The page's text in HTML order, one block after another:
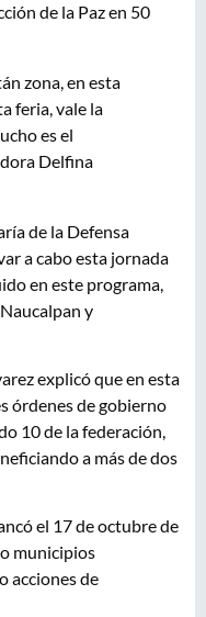
de la Paz en 50
zona, en esta
feria, vale la
es el
Delfina
de la Defensa
a cabo esta jornada
en este programa,
y
explicó que en esta
órdenes de gobierno
10 de la federación,
a más de dos
el 17 de octubre de
municipios
acciones de